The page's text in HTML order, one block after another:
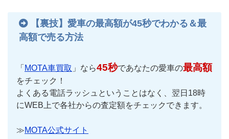
【裏技】愛車の最高額が45秒でわかる＆最
高額で売る方法
「 MOTA車買取 」なら45秒であなたの愛車の最高額
をチェック！
よくある電話ラッシュということはなく、翌日18時
にWEB上で各社からの査定額をチェックできます。
≫MOTA公式サイト